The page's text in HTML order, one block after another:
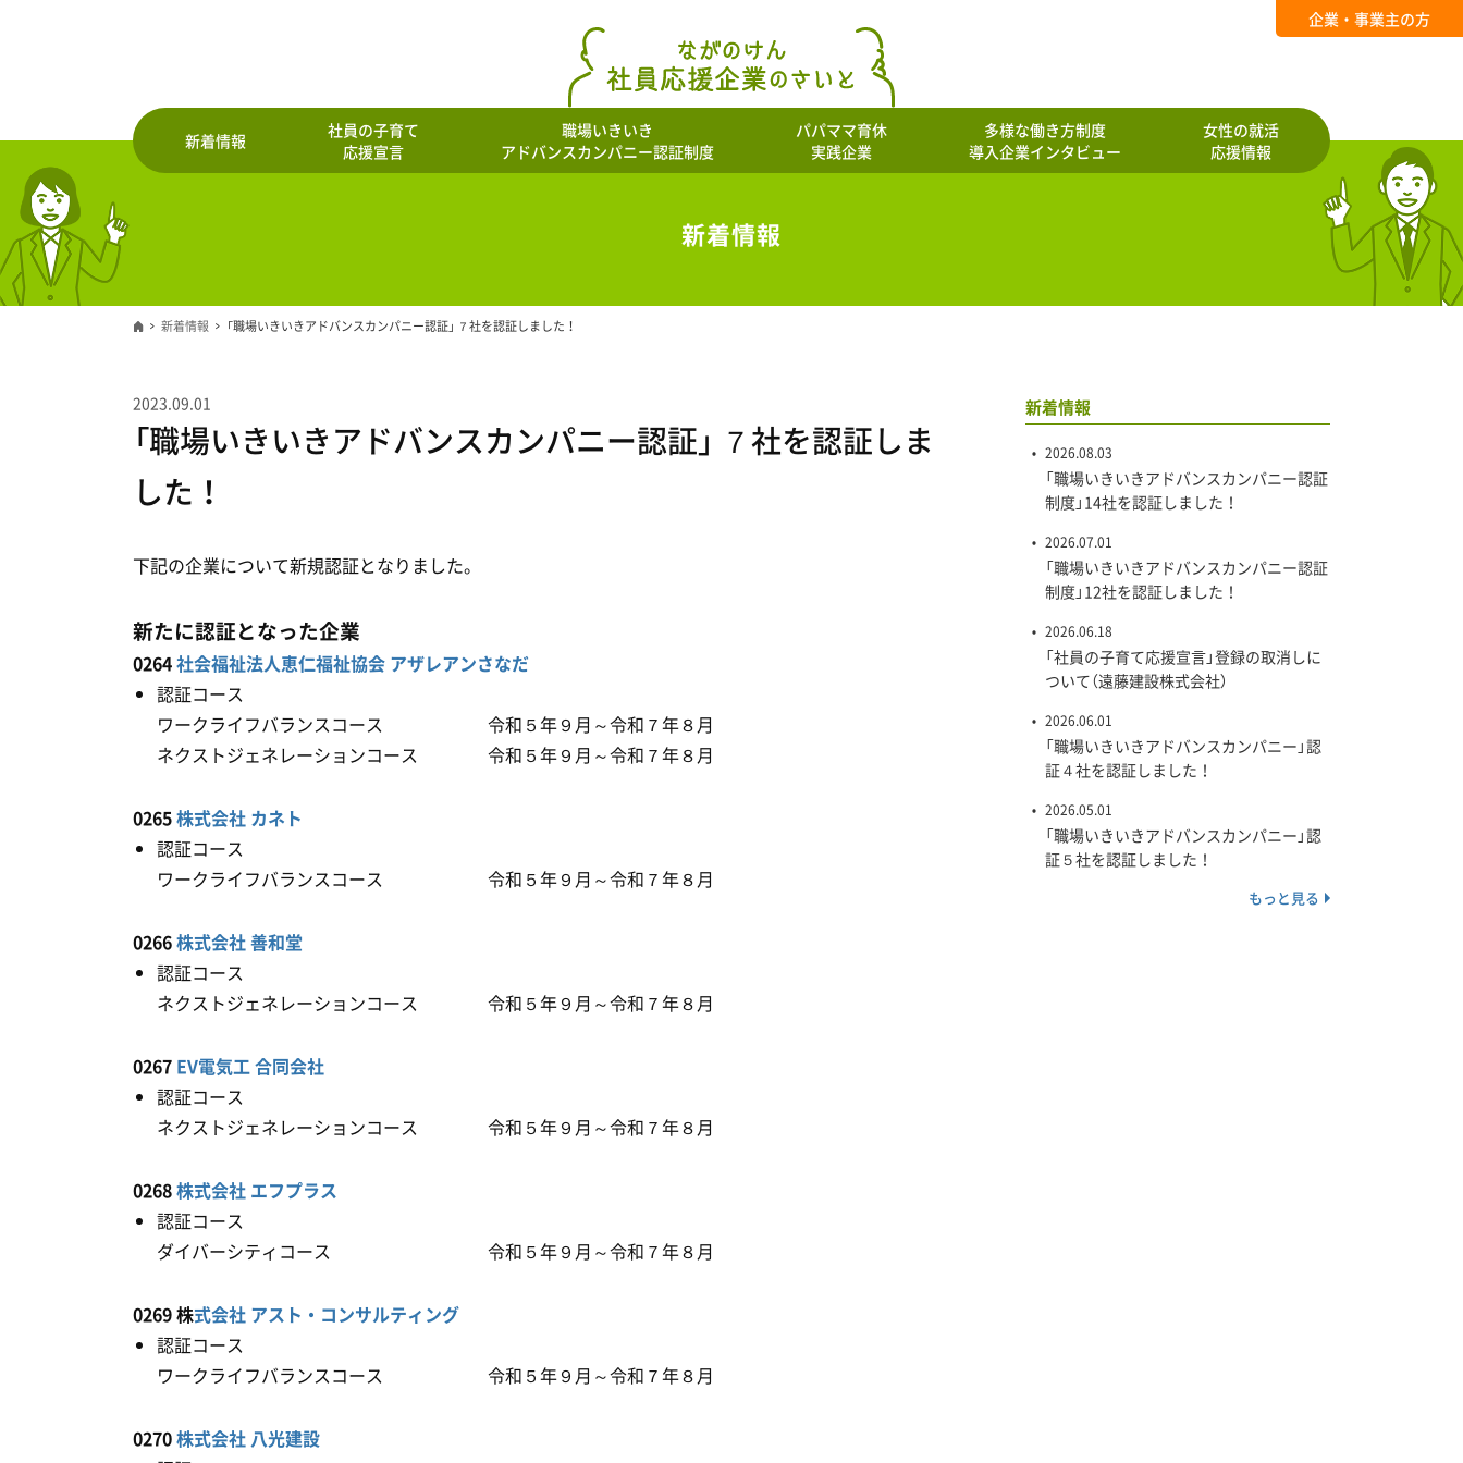
新着情報
社員の子育て
応援宣言
職場いきいき
アドバンスカンパニー認証制度
パパママ育休
実践企業
多様な働き方制度
導入企業インタビュー
女性の就活
応援情報
企業・事業主の方
新着情報
新着情報 「職場いきいきアドバンスカンパニー認証」 ７社を認証しました！
2023.09.01
「職場いきいきアドバンスカンパニー認証」 ７社を認証しま
した！
下記の企業について新規認証となりました。
新たに認証となった企業
0264社会福祉法人恵仁福祉協会 アザレアンさなだ
認証コース
ワークライフバランスコース 令和５年９月～令和７年８月
ネクストジェネレーションコース 令和５年９月～令和７年８月
0265株式会社 カネト
認証コース
ワークライフバランスコース 令和５年９月～令和７年８月
0266株式会社 善和堂
認証コース
ネクストジェネレーションコース 令和５年９月～令和７年８月
0267 EV電気工 合同会社
認証コース
ネクストジェネレーションコース 令和５年９月～令和７年８月
0268株式会社 エフプラス
認証コース
ダイバーシティコース 令和５年９月～令和７年８月
0269 株式会社 アスト・コンサルティング
認証コース
ワークライフバランスコース 令和５年９月～令和７年８月
0270株式会社 八光建設
新着情報
2026.08.03
「職場いきいきアドバンスカンパニー認証
制度」14社を認証しました！
2026.07.01
「職場いきいきアドバンスカンパニー認証
制度」12社を認証しました！
2026.06.18
「社員の子育て応援宣言」登録の取消しに
ついて（遠藤建設株式会社）
2026.06.01
「職場いきいきアドバンスカンパニー」認
証４社を認証しました！
2026.05.01
「職場いきいきアドバンスカンパニー」認
証５社を認証しました！
もっと見る